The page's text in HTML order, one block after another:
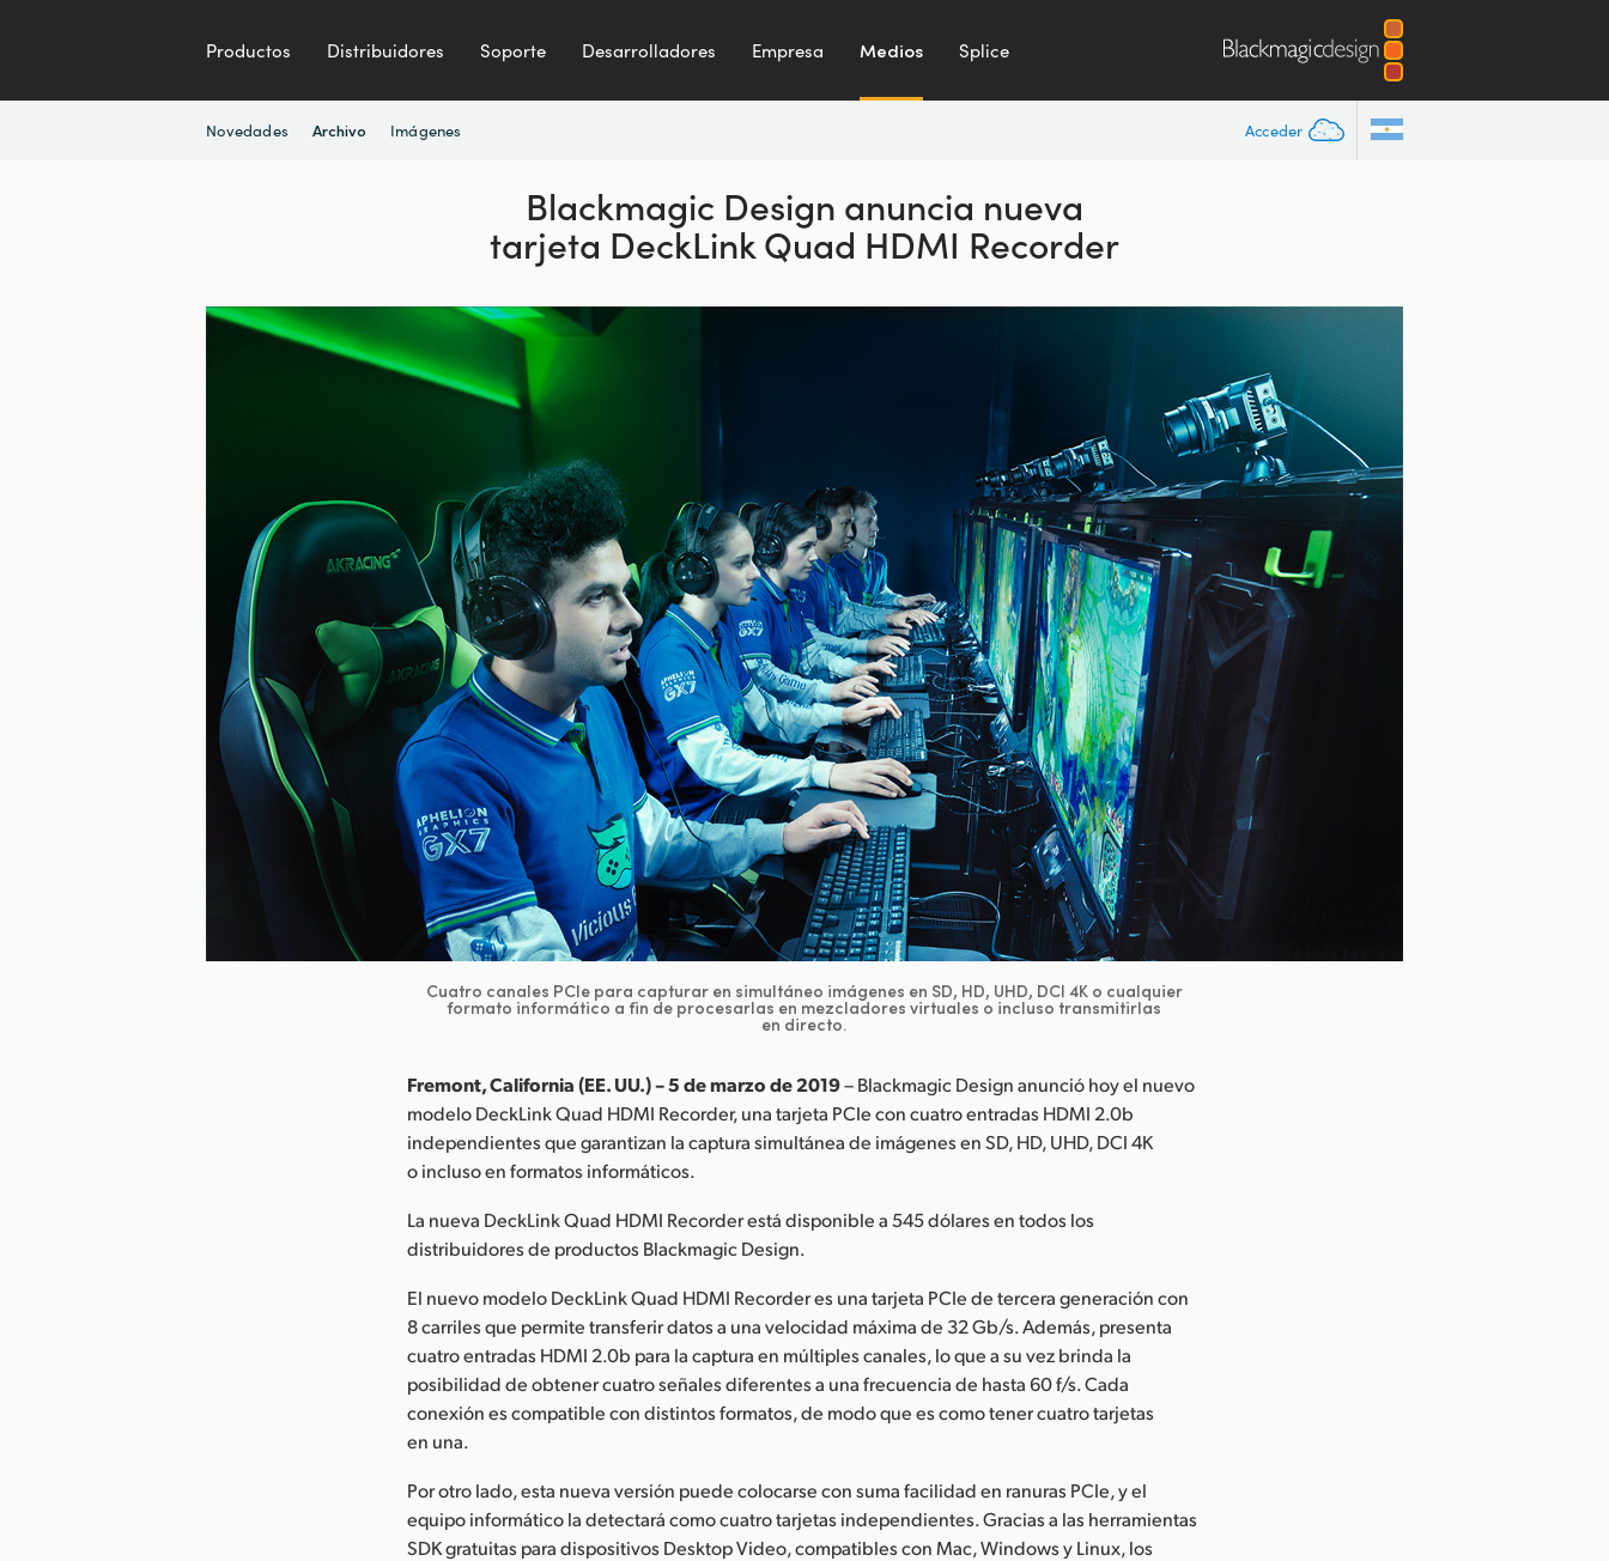
Productos Distribuidores Soporte Desarrolladores Empresa Medios Splice
Acceder
Novedades Archivo Imágenes
Blackmagic Design anuncia nueva
tarjeta DeckLink Quad HDMI Recorder
Cuatro canales PCIe para capturar en simultáneo imágenes en SD, HD, UHD, DCI 4K o cualquier
formato informático a fin de procesarlas en mezcladores virtuales o incluso transmitirlas
en directo.
Fremont, California (EE. UU.) – 5 de marzo de 2019– Blackmagic Design anunció hoy el nuevo
modelo DeckLink Quad HDMI Recorder, una tarjeta PCIe con cuatro entradas HDMI 2.0b
independientes que garantizan la captura simultánea de imágenes en SD, HD, UHD, DCI 4K
o incluso en formatos informáticos.
La nueva DeckLink Quad HDMI Recorder está disponible a 545 dólares en todos los
distribuidores de productos Blackmagic Design.
El nuevo modelo DeckLink Quad HDMI Recorder es una tarjeta PCIe de tercera generación con
8 carriles que permite transferir datos a una velocidad máxima de 32 Gb/s. Además, presenta
cuatro entradas HDMI 2.0b para la captura en múltiples canales, lo que a su vez brinda la
posibilidad de obtener cuatro señales diferentes a una frecuencia de hasta 60 f/s. Cada
conexión es compatible con distintos formatos, de modo que es como tener cuatro tarjetas
en una.
Por otro lado, esta nueva versión puede colocarse con suma facilidad en ranuras PCIe, y el
equipo informático la detectará como cuatro tarjetas independientes. Gracias a las herramientas
SDK gratuitas para dispositivos Desktop Video, compatibles con Mac, Windows y Linux, los